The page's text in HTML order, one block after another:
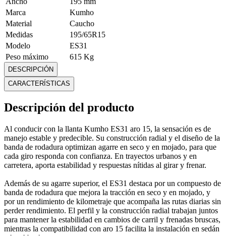
Marca
Kumho
Material
Caucho
Medidas
195/65R15
Modelo
ES31
Peso máximo
615 Kg
Rin
Perfil
65
Mostrar más
DESCRIPCIÓN
CARACTERÍSTICAS
Descripción del producto
Al conducir con la llanta Kumho ES31 aro 15, la sensación es de
manejo estable y predecible. Su construcción radial y el diseño de la
banda de rodadura optimizan agarre en seco y en mojado, para que
cada giro responda con confianza. En trayectos urbanos y en
carretera, aporta estabilidad y respuestas nítidas al girar y frenar.
Además de su agarre superior, el ES31 destaca por un compuesto de
banda de rodadura que mejora la tracción en seco y en mojado, y
por un rendimiento de kilometraje que acompaña las rutas diarias sin
perder rendimiento. El perfil y la construcción radial trabajan juntos
para mantener la estabilidad en cambios de carril y frenadas bruscas,
mientras la compatibilidad con aro 15 facilita la instalación en sedán
y hatchback.